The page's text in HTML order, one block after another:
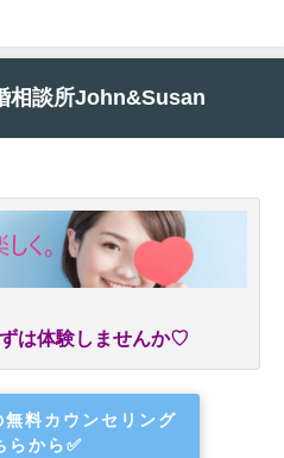
相談所John&Susan
は体験しませんか♡
料カウンセリング
らから✅